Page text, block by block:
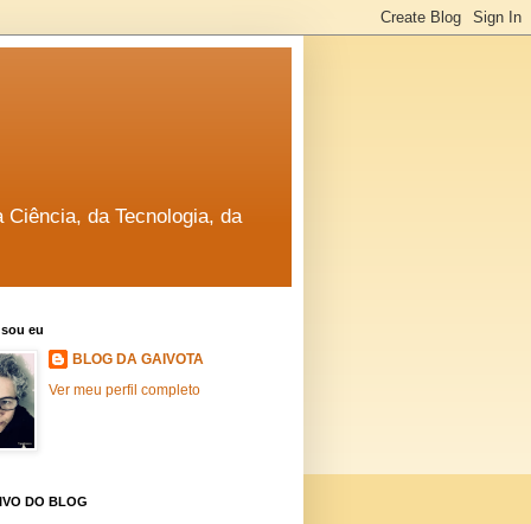
da Tecnologia, da
eu
BLOG DA GAIVOTA
Ver meu perfil completo
DO BLOG